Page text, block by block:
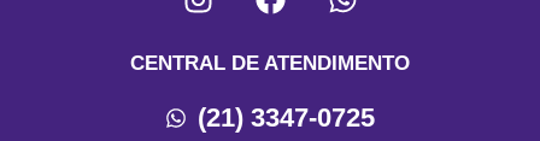
CENTRAL DE ATENDIMENTO
(21) 3347-0725